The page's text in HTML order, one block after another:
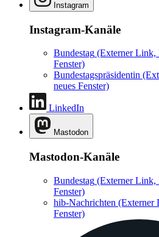
Instagram
Instagram-Kanäle
Bundestag (Externer Link,
Fenster)
Bundestagspräsidentin
neues Fenster)
LinkedIn
Mastodon
Mastodon-Kanäle
Bundestag (Externer Link,
Fenster)
hib-Nachrichten (Externer
Fenster)